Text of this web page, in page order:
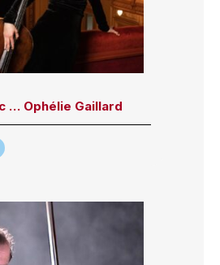
… Ophélie Gaillard